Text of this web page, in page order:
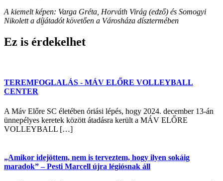
A kiemelt képen: Varga Gréta, Horváth Virág (edző) és Somogyi
Nikolett a díjátadót követően a Városháza dísztermében
Ez is érdekelhet
TEREMFOGLALÁS - MÁV ELŐRE VOLLEYBALL
CENTER
A Máv Előre SC életében óriási lépés, hogy 2024. december 13-án
ünnepélyes keretek között átadásra került a MÁV ELŐRE
VOLLEYBALL […]
„Amikor idejöttem, nem is terveztem, hogy ilyen sokáig
maradok” – Pesti Marcell újra légiósnak áll